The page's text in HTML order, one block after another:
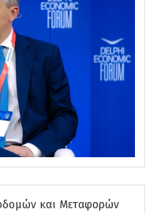
και Μεταφορών